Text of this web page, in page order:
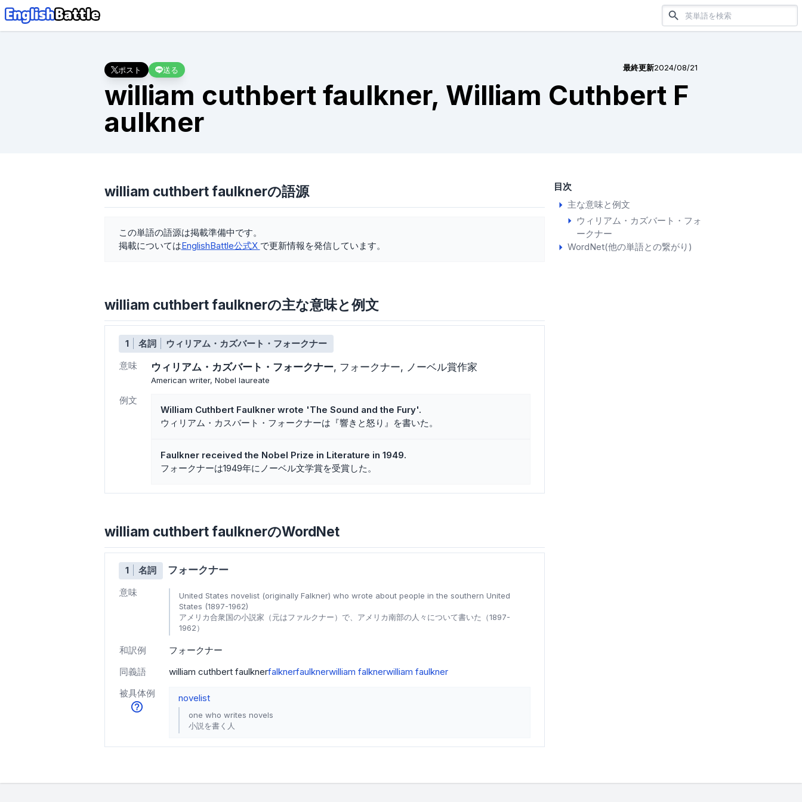
ポスト 送る 最終更新2024/08/21
william cuthbert faulkner, William Cuthbert F
aulkner
目次
主な意味と例文
ウィリアム・カズバート・フォ
ークナー
WordNet(他の単語との繋がり)
william cuthbert faulknerの語源
この単語の語源は掲載準備中です。
掲載についてはEnglishBattle公式X で更新情報を発信しています。
william cuthbert faulknerの主な意味と例文
1 名詞
ウィリアム・カズバート・フォークナー
意味
ウィリアム・カズバート・フォークナー フォークナー ノーベル賞作家
American writer, Nobel laureate
例文
William Cuthbert Faulkner wrote 'The Sound and the Fury'.
ウィリアム・カスバート・フォークナーは『響きと怒り』を書いた。
Faulkner received the Nobel Prize in Literature in 1949.
フォークナーは1949年にノーベル文学賞を受賞した。
william cuthbert faulknerのWordNet
1 名詞 フォークナー
意味
United States novelist (originally Falkner) who wrote about people in the southern United
States (1897-1962)
アメリカ合衆国の小説家（元はファルクナー）で、アメリカ南部の人々について書いた（1897-
1962）
和訳例
フォークナー
同義語
william cuthbert faulknerfalknerfaulknerwilliam falknerwilliam faulkner
被具体例
novelist
one who writes novels
小説を書く人